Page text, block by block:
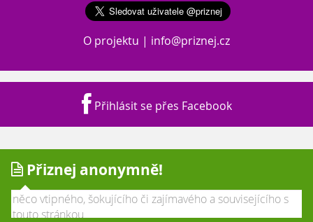
O projektu | info@priznej.cz
Přihlásit se přes Facebook
Přiznej anonymně!